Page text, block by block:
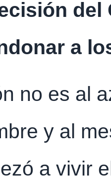
del
a
no es al
y al
a vivir